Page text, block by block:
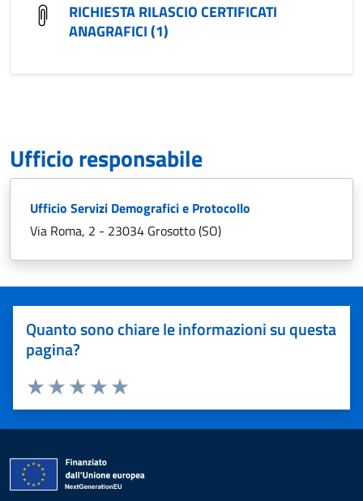
RICHIESTA RILASCIO CERTIFICATI
ANAGRAFICI (1)
Ufficio responsabile
Ufficio Servizi Demografici e Protocollo
Via Roma, 2 - 23034 Grosotto (SO)
Quanto sono chiare le informazioni su questa
pagina?
Valuta 5 stelle su 5
Valuta 4 stelle su 5
Valuta 3 stelle su 5
Valuta 2 stelle su 5
Valuta 1 stelle su 5